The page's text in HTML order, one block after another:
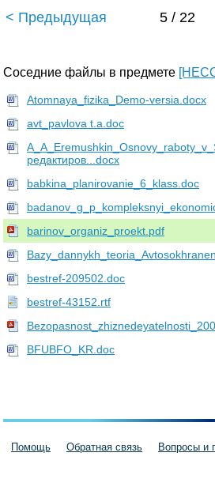
< Предыдущая 5 / 22
Соседние файлы в предмете
Atomnaya_fizika_Demo-versia.docx
avt_pavlova t.a.doc
редактиров...docx
babkina_planirovanie_6_klass.doc
barinov_organiz_proekt.pdf
bestref-209502.doc
bestref-43152.rtf
BFUBFO_KR.doc
Помощь Обратная связь Вопросы и